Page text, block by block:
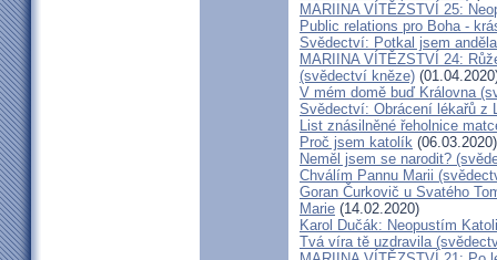
MARIINA VÍTĚZSTVÍ 25:
Public relations pro Boha -
Svědectví: Potkal jsem anděla
MARIINA VÍTĚZSTVÍ 24:
(svědectví kněze)
V mém domě buď Královna
Svědectví: Obrácení lékařů z
List znásilněné řeholnice
Proč jsem katolík (06.03.2020)
Neměl jsem se narodit?
Chválím Pannu Marii
Goran Čurkovič u Svatého
Marie (14.02.2020)
Karol Dučák: Neopustím
Tvá víra tě uzdravila